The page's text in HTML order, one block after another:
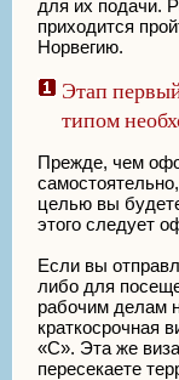
для их подачи.
приходится
Норвегию.
Этап
типом
Прежде, чем
целью вы
этого следует
Если вы
либо для
рабочим делам
краткосрочная
«C». Эта же
пересекаете